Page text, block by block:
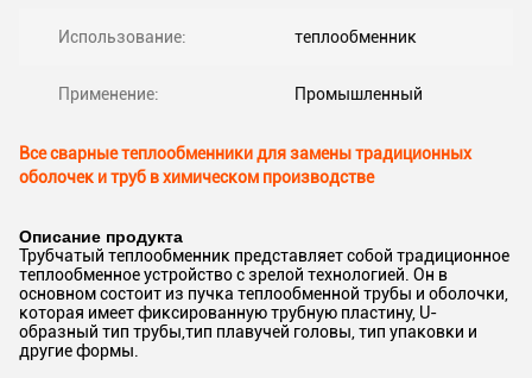
Использование: теплообменник
Применение: Промышленный
Все сварные теплообменники для замены традиционных
оболочек и труб в химическом производстве
Описание продукта
Трубчатый теплообменник представляет собой традиционное
теплообменное устройство с зрелой технологией. Он в
основном состоит из пучка теплообменной трубы и оболочки,
которая имеет фиксированную трубную пластину, U-
образный тип трубы,тип плавучей головы, тип упаковки и
другие формы.